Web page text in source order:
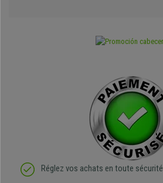
Réglez vos achats en toute sécurité